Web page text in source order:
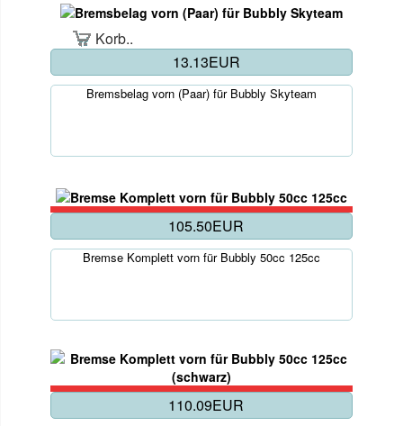
Korb..
13.13EUR
Bremsbelag vorn (Paar) für Bubbly Skyteam
105.50EUR
Bremse Komplett vorn für Bubbly 50cc 125cc
110.09EUR